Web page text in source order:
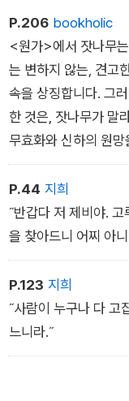
로 들어올 것을 제안
가 걱정되어 수차례
모녀의 의를 맺게 되
심청이 승상 부인을
히 있을 수가 없었습
한 시진이나 지났기
나 저제 오나, 딸을 기
다. 깜짝 놀란 심봉사
물입니다. 사람 살려!
딱한 나뭇가지가 와
을 꼴깍꼴깍 마시며
사람의 손이 심봉사를
는 길에 당신이 물에
열망했지요. <도솔가
것으로 볼 수 있습니
신성한 존재의 자비
고통에서 벗어나 신
이 노래는 당시 신라
한 철학적 의미였을
P.206 bookholic
<원가>에서 잣나무
는 변하지 않는, 견고
속을 상징합니다. 그
한 것은, 잣나무가 말
무효화와 신하의 원
르름을 유지하는 것
어가야 한다는 교훈을
P.44 지희
˝반갑다 저 제비야.
을 찾아드니 어찌 아
P.123 지희
˝사람이 누구나 다 고
느니라.˝